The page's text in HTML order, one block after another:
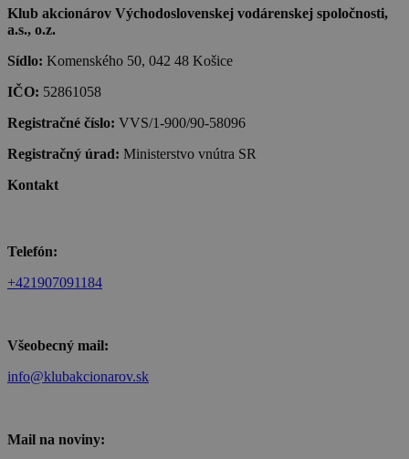
Klub akcionárov Východoslovenskej vodárenskej spoločnosti,
a.s., o.z.
Sídlo: Komenského 50, 042 48 Košice
IČO: 52861058
Registračné číslo: VVS/1-900/90-58096
Registračný úrad: Ministerstvo vnútra SR
Kontakt
Telefón:
+421907091184
Všeobecný mail:
info@klubakcionarov.sk
Mail na noviny: